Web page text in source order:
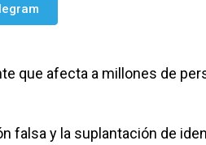
que afecta a millones de
falsa y la suplantación de